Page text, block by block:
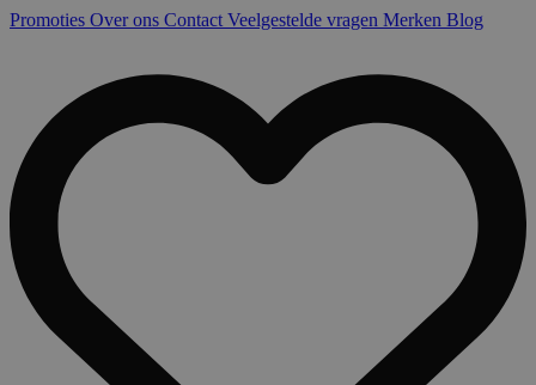
Promoties Over ons Contact Veelgestelde vragen Merken Blog